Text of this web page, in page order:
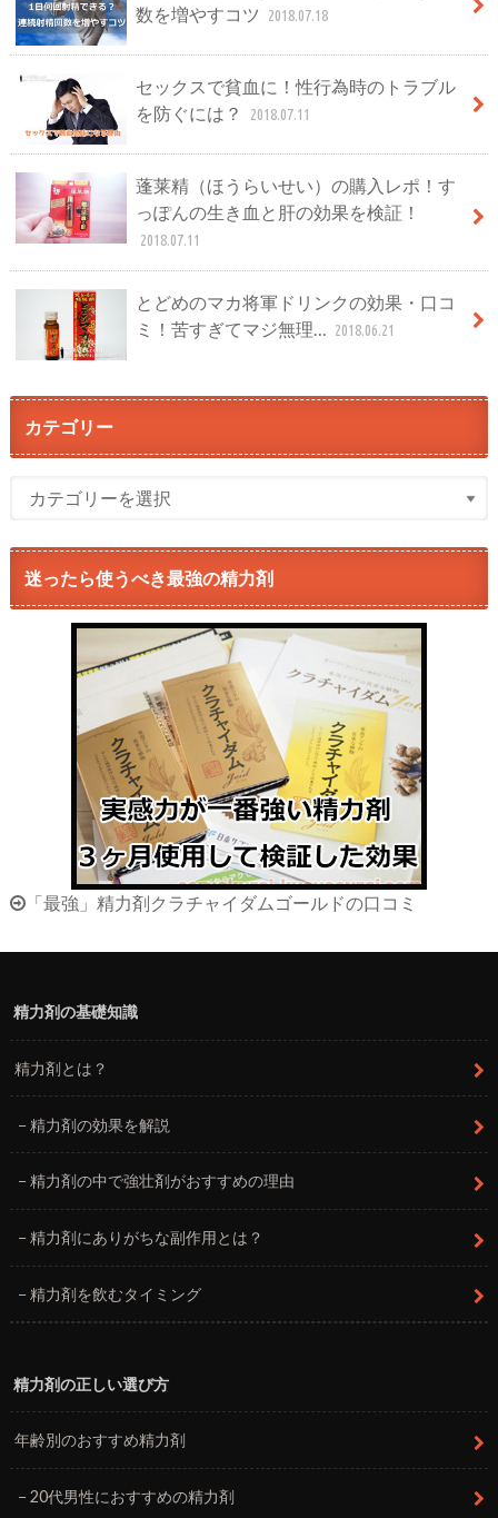
数を増やすコツ
2018.07.18
セックスで貧血に！性行為時のトラブル
を防ぐには？
2018.07.11
蓬莱精（ほうらいせい）の購入レポ！す
っぽんの生き血と肝の効果を検証！
2018.07.11
とどめのマカ将軍ドリンクの効果・口コ
ミ！苦すぎてマジ無理… 2018.06.21
カテゴリー
迷ったら使うべき最強の精力剤
「最強」精力剤クラチャイダムゴールドの口コミ
精力剤の基礎知識
精力剤とは？
精力剤の効果を解説
精力剤の中で強壮剤がおすすめの理由
精力剤にありがちな副作用とは？
精力剤を飲むタイミング
精力剤の正しい選び方
年齢別のおすすめ精力剤
20代男性におすすめの精力剤